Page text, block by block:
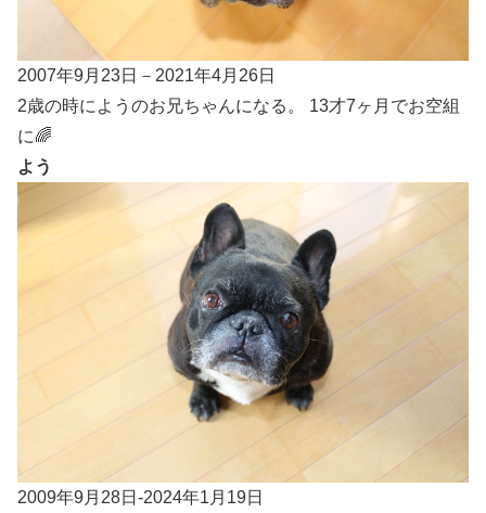
2007年9月23日－2021年4月26日
2歳の時にようのお兄ちゃんになる。 13才7ヶ月でお空組
に🌈
よう
2009年9月28日-2024年1月19日